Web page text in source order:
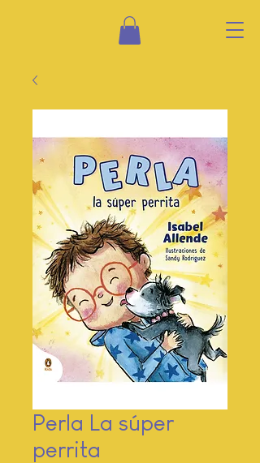
Perla La súper
perrita